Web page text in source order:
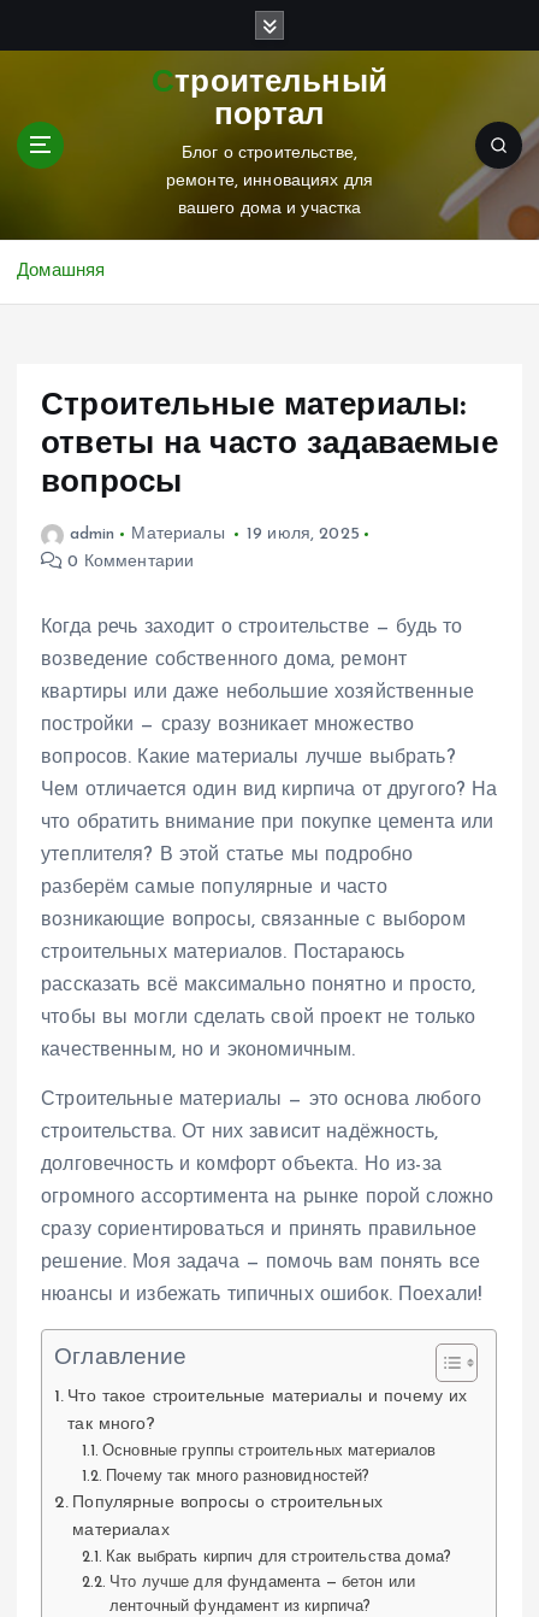
Строительный
портал
Блог о строительстве,
ремонте, инновациях для
вашего дома и участка
Домашняя
Строительные материалы:
ответы на часто задаваемые
вопросы
admin Материалы
19 июля, 2025
0 Комментарии
Когда речь заходит о строительстве — будь то
возведение собственного дома, ремонт
квартиры или даже небольшие хозяйственные
постройки — сразу возникает множество
вопросов. Какие материалы лучше выбрать?
Чем отличается один вид кирпича от другого? На
что обратить внимание при покупке цемента или
утеплителя? В этой статье мы подробно
разберём самые популярные и часто
возникающие вопросы, связанные с выбором
строительных материалов. Постараюсь
рассказать всё максимально понятно и просто,
чтобы вы могли сделать свой проект не только
качественным, но и экономичным.
Строительные материалы — это основа любого
строительства. От них зависит надёжность,
долговечность и комфорт объекта. Но из-за
огромного ассортимента на рынке порой сложно
сразу сориентироваться и принять правильное
решение. Моя задача — помочь вам понять все
нюансы и избежать типичных ошибок. Поехали!
Оглавление
Что такое строительные материалы и почему их
так много?
Основные группы строительных материалов
Почему так много разновидностей?
Популярные вопросы о строительных
материалах
Как выбрать кирпич для строительства дома?
Что лучше для фундамента — бетон или
ленточный фундамент из кирпича?